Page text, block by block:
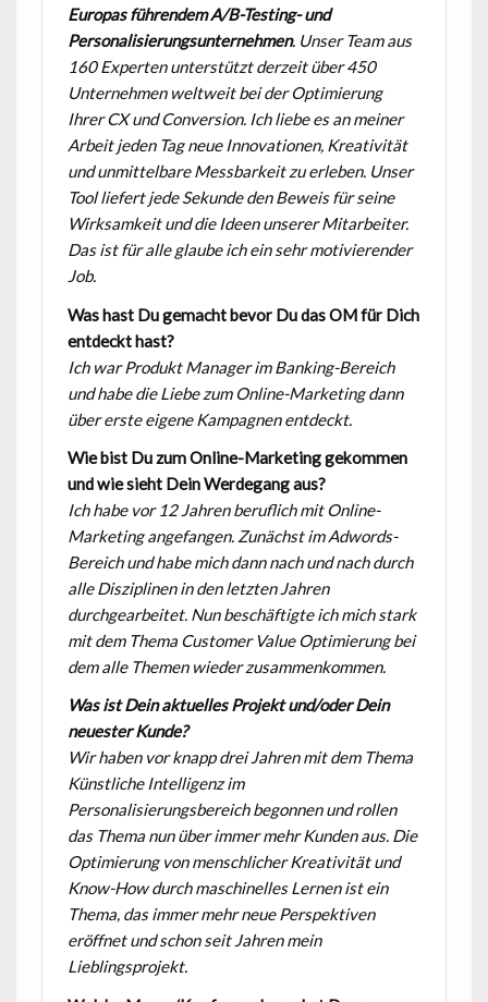
Europas führendem A/B-Testing- und
Personalisierungsunternehmen. Unser Team aus
160 Experten unterstützt derzeit über 450
Unternehmen weltweit bei der Optimierung
Ihrer CX und Conversion. Ich liebe es an meiner
Arbeit jeden Tag neue Innovationen, Kreativität
und unmittelbare Messbarkeit zu erleben. Unser
Tool liefert jede Sekunde denBeweis für seine
Wirksamkeit und die Ideen unserer Mitarbeiter.
Das ist für alle glaube ich ein sehrmotivierender
Job.
Was hast Du gemacht bevor Du das OM für Dich
entdeckt hast?
Ich war Produkt Manager im Banking-Bereich
und habe die Liebe zum Online-Marketing dann
über ersteeigene Kampagnen entdeckt.
Wie bist Du zum Online-Marketing gekommen
und wie sieht Dein Werdegang aus?
Ich habe vor 12 Jahren beruflich mit Online-
Marketing angefangen. Zunächst im Adwords-
Bereich und habe mich dann nach und nach durch
alle Disziplinen in den letzten Jahren
durchgearbeitet. Nun beschäftigte ich mich stark
mit dem Thema Customer Value Optimierung bei
dem alle Themen wieder zusammenkommen.
Was ist Dein aktuelles Projekt und/oder Dein
neuester Kunde?
Wir haben vor knapp drei Jahren mit dem Thema
Künstliche Intelligenz im
Personalisierungsbereich begonnen und rollen
das Thema nun über immer mehr Kunden aus. Die
Optimierung von menschlicher Kreativität und
Know-How durch maschinelles Lernen ist ein
Thema, das immer mehr neue Perspektiven
eröffnet und schon seit Jahren mein
Lieblingsprojekt.